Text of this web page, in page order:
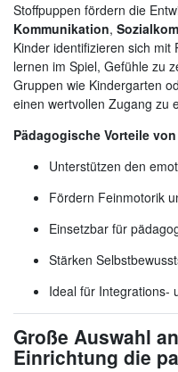
Stoffpuppen fördern die
Kommunikation,
Kinder identifizieren sich
lernen im Spiel, Gefühle zu
Gruppen wie Kindergarten
einen wertvollen Zugang zu
Pädagogische Vorteile
Unterstützen den
Fördern Feinmotorik
Einsetzbar für
Stärken
Ideal für Integrations-
Große Auswahl
Einrichtung die